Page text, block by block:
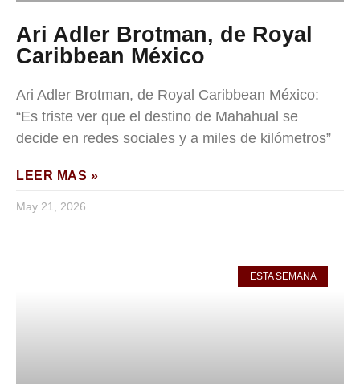
Ari Adler Brotman, de Royal
Caribbean México
Ari Adler Brotman, de Royal Caribbean México:
“Es triste ver que el destino de Mahahual se
decide en redes sociales y a miles de kilómetros”
LEER MAS »
May 21, 2026
ESTA SEMANA